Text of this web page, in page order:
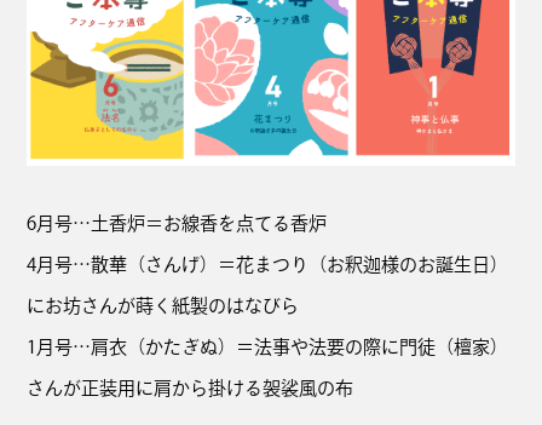
6月号…土香炉＝お線香を点てる香炉
4月号…散華（さんげ）＝花まつり（お釈迦様のお誕生日）
にお坊さんが蒔く紙製のはなびら
1月号…肩衣（かたぎぬ）＝法事や法要の際に門徒（檀家）
さんが正装用に肩から掛ける袈裟風の布